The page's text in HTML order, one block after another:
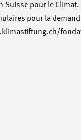
Suisse pour le
pour la